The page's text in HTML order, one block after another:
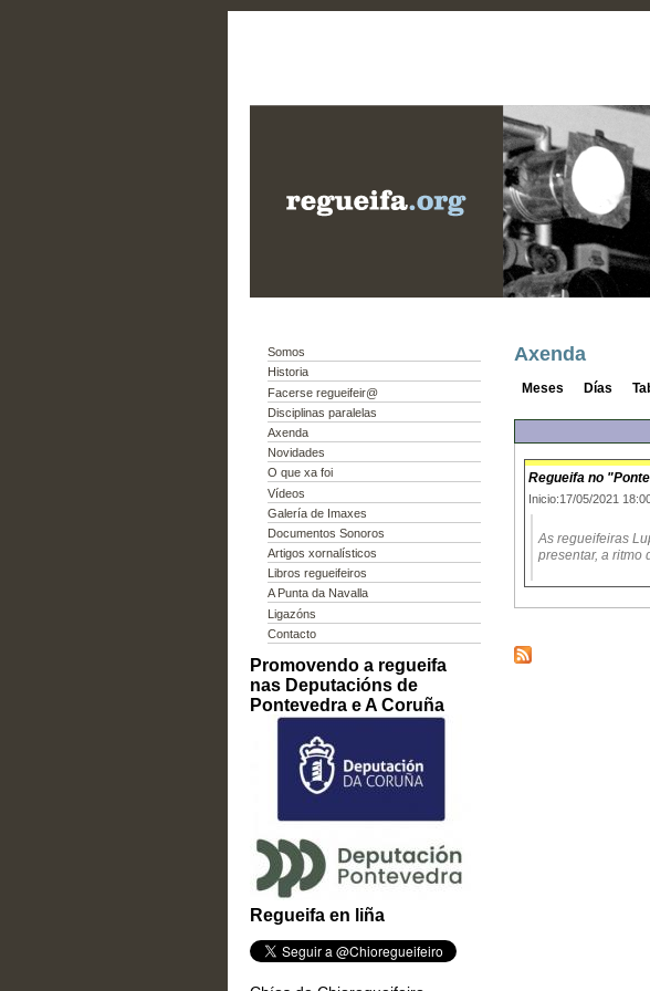
Somos
Historia
Facerse regueifeir@
Disciplinas paralelas
Axenda
Novidades
O que xa foi
Vídeos
Galería de Imaxes
Documentos Sonoros
Artigos xornalísticos
Libros regueifeiros
A Punta da Navalla
Ligazóns
Contacto
Promovendo a regueifa
nas Deputacións de
Pontevedra e A Coruña
Regueifa en liña
Axenda
Meses Días
Regueifa no
Inicio:17/05/2021
As regueifeiras
presentar, a ritmo